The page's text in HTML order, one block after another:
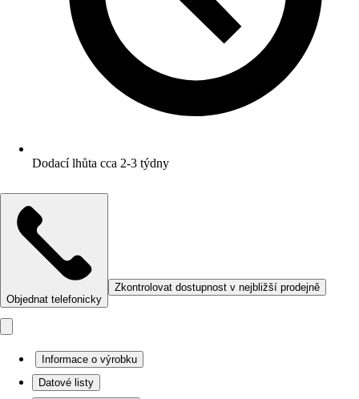
Dodací lhůta cca 2-3 týdny
Objednat telefonicky
Zkontrolovat dostupnost v nejbližší prodejně
Informace o výrobku
Datové listy